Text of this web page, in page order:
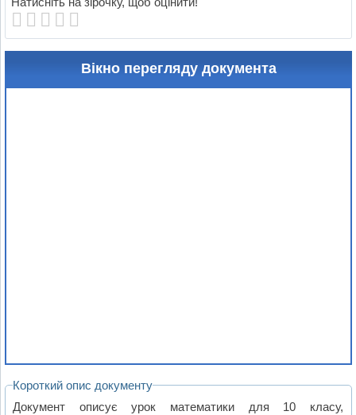
Вікно перегляду документа
Короткий опис документу
Документ описує урок математики для 10 класу,